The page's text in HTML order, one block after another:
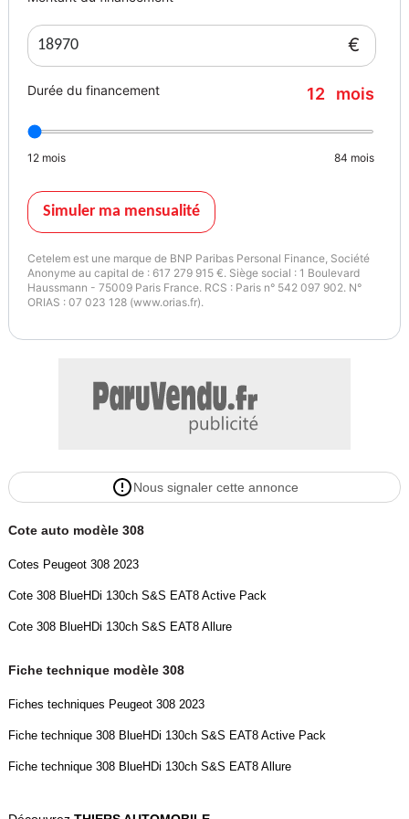
- alimentation par internet
- 25,4 et 0
- Volant cuir
- réglable en profondeur
- Climatisation 2 zones
- Commande ventilation additionnelle siège passager
- Condamnation centralisée à distance
- incluant les lève-vitres
- feux de route/croisement automatiques
- réglage en hauteur automatique
- Essuie-glaces à capteur de pluie
- Frein à main électrique
- Limiteur de vitesse
- Ouverture coffre à distance par télécommande
- Prise s 12V AV
- Capacité du coffre l sièges en place
-
- Apple CarPlay Android Auto connexion sans fil Apple et connexion
- Smart card Smart key démarrage sans clé
- Mémoire interne/disque dur
- Reconnaissance vocale
- Phares ellipsoïdaux
- feux de croisement LED
- Port de chargement USB avant et arrière
€
Durée du financement 12 mois
12 mois 84 mois
Simuler ma mensualité
Cetelem est une marque de BNP Paribas Personal Finance, Société
Anonyme au capital de : 617 279 915 €. Siège social : 1 Boulevard
Haussmann - 75009 Paris France. RCS : Paris n° 542 097 902. N°
ORIAS : 07 023 128 (www.orias.fr).
Nous signaler cette annonce
Cote auto modèle 308
Cotes Peugeot 308 2023
Cote 308 BlueHDi 130ch S&S EAT8 Active Pack
Cote 308 BlueHDi 130ch S&S EAT8 Allure
Fiche technique modèle 308
Fiches techniques Peugeot 308 2023
Fiche technique 308 BlueHDi 130ch S&S EAT8 Active Pack
Fiche technique 308 BlueHDi 130ch S&S EAT8 Allure